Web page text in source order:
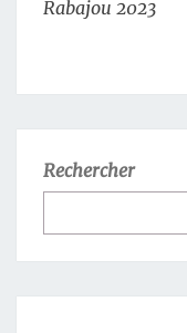
Rechercher